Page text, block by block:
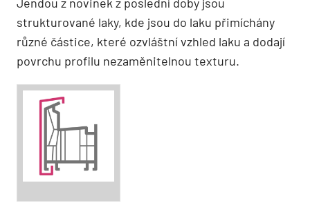
Jendou z novinek z poslední doby jsou
strukturované laky, kde jsou do laku přimíchány
různé částice, které ozvláštní vzhled laku a dodají
povrchu profilu nezaměnitelnou texturu.